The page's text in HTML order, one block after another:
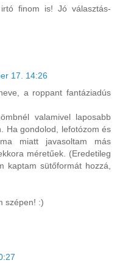
finom is! Jó választás-
17. 14:26
a roppant fantáziadús
valamivel laposabb
Ha gondolod, lefotózom és
miatt javasoltam más
méretűek. (Eredetileg
kaptam sütőformát hozzá,
szépen! :)